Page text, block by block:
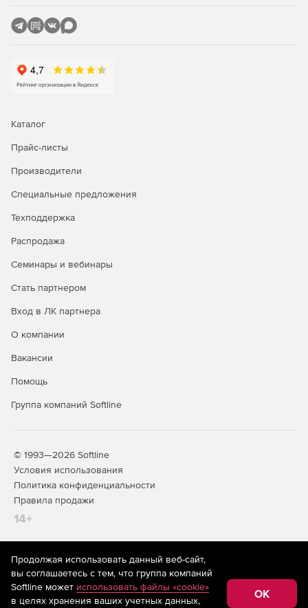
Сертифицированная защита Citrix с управлением
Защита Linux, обеспечивающая основные
возможности безопасности для клиентов Linux.
Каталог
Прайс-листы
Производители
Специальные предложения
Техподдержка
Распродажа
Семинары и вебинары
Стать партнером
Вход в ЛК партнера
О компании
Вакансии
Помощь
Группа компаний Softline
© 1993—2026 Softline
Условия использования
Политика конфиденциальности
Правила продажи
14+
На информационном ресурсе store.softline.ru применяются
рекомендательные технологии(информационные технологии
предоставления информации на основе сбора,
систематизации и анализа сведений, относящихся к
Продолжая использовать данный веб-сайт,
вы соглашаетесь с тем, что группа компаний
Softline может использовать файлы «cookie»
в целях хранения ваших учетных данных,
OK